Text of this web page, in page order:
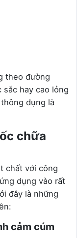
theo đường
hay cao lỏng
dụng là
chữa
chất với công
dụng vào rất
đây là những
cảm cúm